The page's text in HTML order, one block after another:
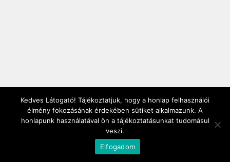
Kedves Látogató! Tájékoztatjuk, hogy a honlap felhasználói
élmény fokozásának érdekében sütiket alkalmazunk. A
honlapunk használatával ön a tájékoztatásunkat tudomásul
veszi.
Elfogadom